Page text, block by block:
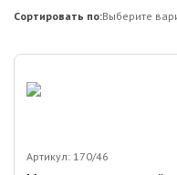
Сортировать по:Выберите
Артикул: 170/46